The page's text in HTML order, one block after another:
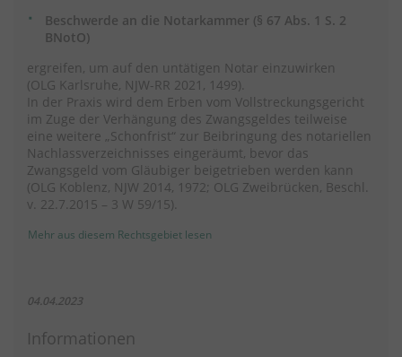
Beschwerde an die Notarkammer (§ 67 Abs. 1 S. 2
BNotO)
ergreifen, um auf den untätigen Notar einzuwirken
(OLG Karlsruhe, NJW-RR 2021, 1499).
In der Praxis wird dem Erben vom Vollstreckungsgericht
im Zuge der Verhängung des Zwangsgeldes teilweise
eine weitere „Schonfrist“ zur Beibringung des notariellen
Nachlassverzeichnisses eingeräumt, bevor das
Zwangsgeld vom Gläubiger beigetrieben werden kann
(OLG Koblenz, NJW 2014, 1972; OLG Zweibrücken, Beschl.
v. 22.7.2015 – 3 W 59/15).
Mehr aus diesem Rechtsgebiet lesen
04.04.2023
Informationen